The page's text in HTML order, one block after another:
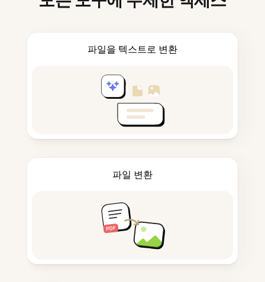
파일을 텍스트로 변환
파일 변환